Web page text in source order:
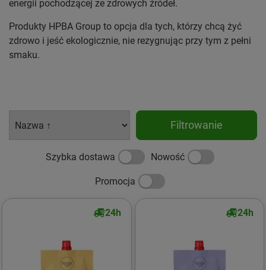
energii pochodzącej ze zdrowych źródeł.
Produkty HPBA Group to opcja dla tych, którzy chcą żyć
zdrowo i jeść ekologicznie, nie rezygnując przy tym z pełni
smaku.
Filtrowanie
Szybka dostawa Nowość
Promocja
24h 24h